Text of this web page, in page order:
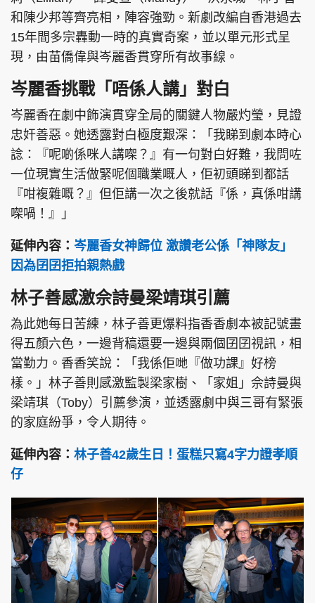
和陳少邦等齊亮相，陣容強勁。新劇改編自香港過去
15年間多宗轟動一時的真實奇案，並以單元形式呈
現，由苗僑偉與岑麗香貫穿所有故事線。
岑麗香挑戰「唔係人講」對白
岑麗香在劇中飾演貫穿全局的關鍵人物嚴灼瑩，見證
忠奸善惡。她透露對白極度艱深：「我睇到劇本時心
諗：『呢啲係咪人講㗎？』有一句對白好難，我問咗
一位現實生活做緊呢個職業嘅人，佢初頭睇到都話
『咁複雜嘅？』但佢講一次之後就話『係，真係咁講
㗎喎！』」
延伸內容： 岑麗香女神歸位 激讚老公係「神隊友」
因為囝囝拒拍親熱戲
林子善感激佘詩曼梁靖琪引薦
為此她每日苦練，林子善更爆料指香香劇本被記號畫
得五顏六色，一邊背稿還要一邊與兩個囝囝視訊，相
當勤力。香香笑說：「我係佢哋『做功課』好榜
樣。」林子善則感激監製梁家樹、「家姐」佘詩曼與
梁靖琪（Toby）引薦參演，並透露劇中與三哥有緊張
的家庭紛爭，令人期待。
延伸內容： 林子善42歲生日！蛋糕只寫4字力證孝順
仔